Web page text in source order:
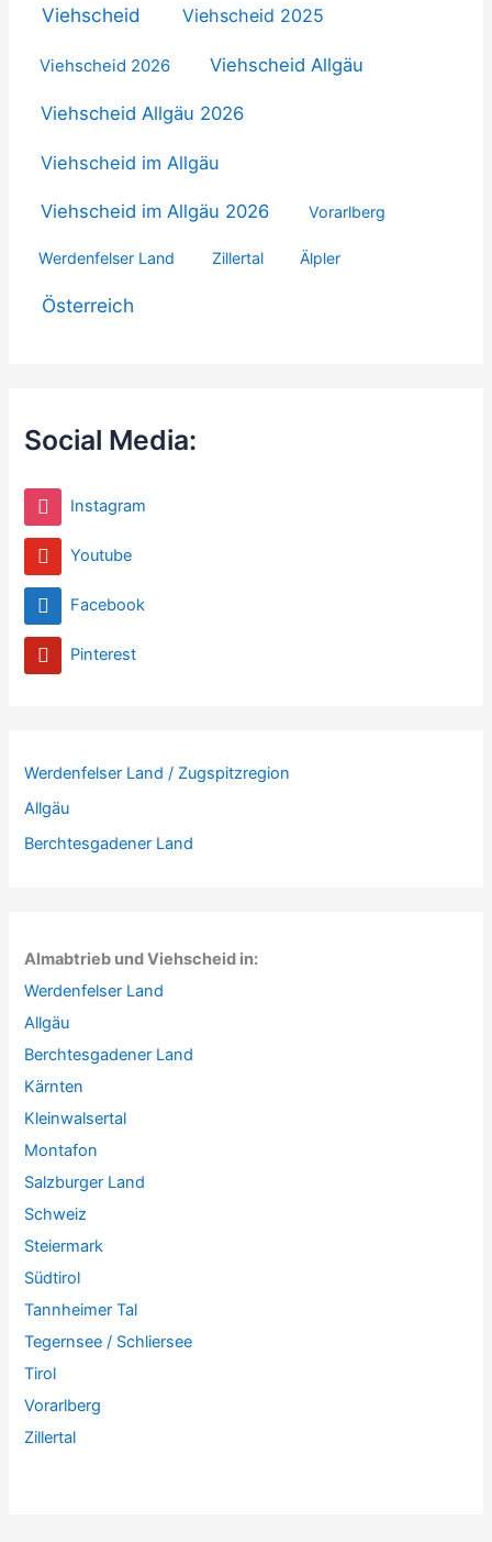
Viehscheid Viehscheid 2025
Viehscheid 2026 Viehscheid Allgäu
Viehscheid Allgäu 2026
Viehscheid im Allgäu
Viehscheid im Allgäu 2026 Vorarlberg
Werdenfelser Land Zillertal Älpler
Österreich
Social Media:
Instagram
Youtube
Facebook
Pinterest
Werdenfelser Land / Zugspitzregion
Allgäu
Berchtesgadener Land
Almabtrieb und Viehscheid in:
Werdenfelser Land
Allgäu
Berchtesgadener Land
Kärnten
Kleinwalsertal
Montafon
Salzburger Land
Schweiz
Steiermark
Südtirol
Tannheimer Tal
Tegernsee / Schliersee
Tirol
Vorarlberg
Zillertal